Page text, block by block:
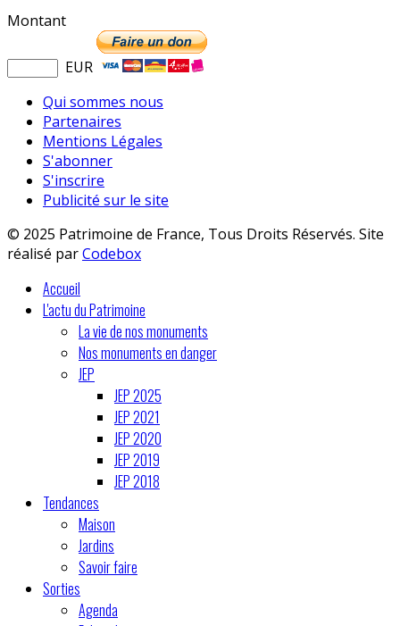
Montant
EUR
Qui sommes nous
Partenaires
Mentions Légales
S'abonner
S'inscrire
Publicité sur le site
© 2025 Patrimoine de France, Tous Droits Réservés. Site
réalisé parCodebox
Accueil
L'actu du Patrimoine
La vie de nos monuments
Nos monuments en danger
JEP
JEP 2025
JEP 2021
JEP 2020
JEP 2019
JEP 2018
Tendances
Maison
Jardins
Savoir faire
Sorties
Agenda